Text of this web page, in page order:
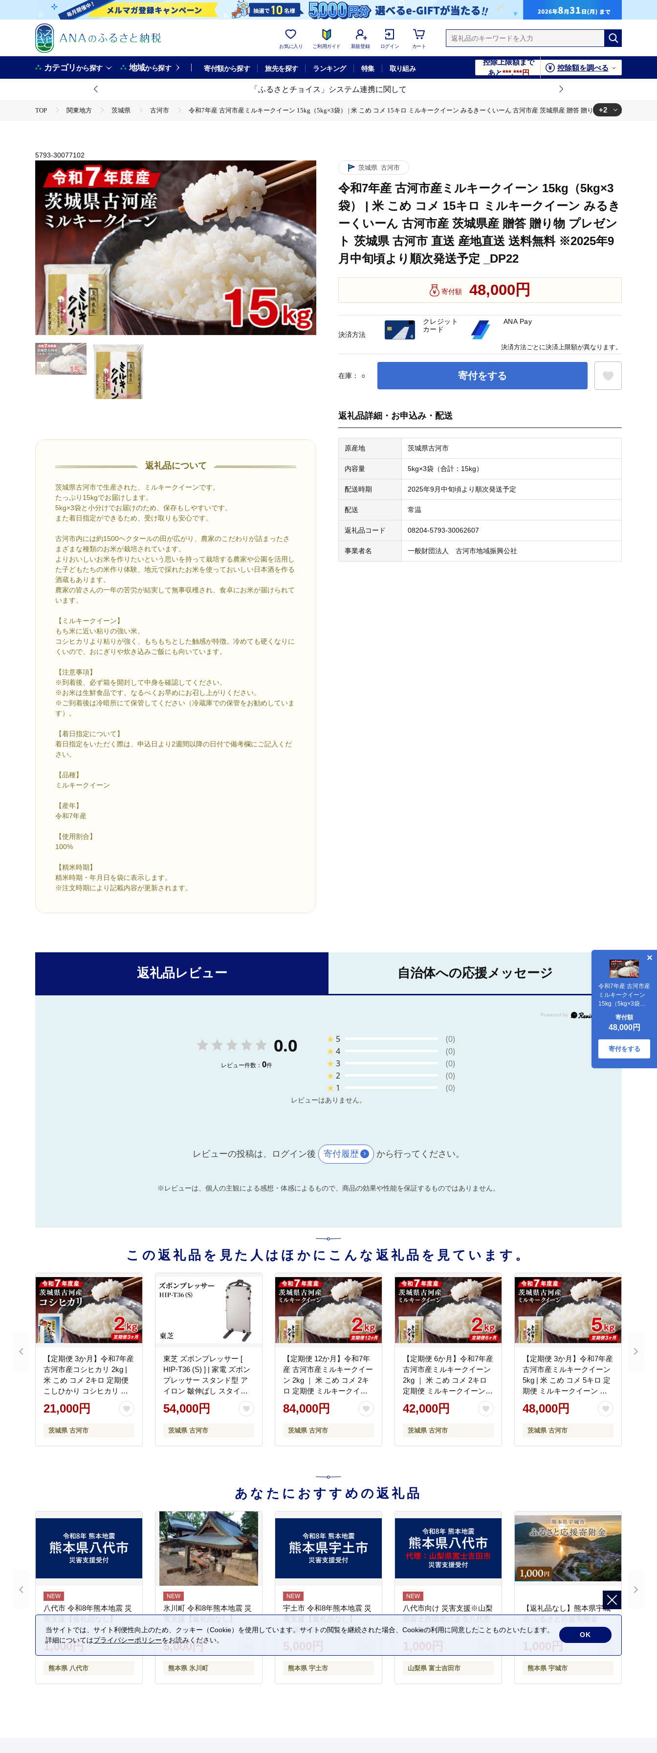
お気に入り ご利用ガイド 新規登録 ログイン カート
カテゴリから探す 地域から探す 寄付額から探す 旅先を探す ランキング 特集 取り組み
控除上限額まで
あと***,***円
控除額を調べる
「ふるさとチョイス」システム連携に関して
TOP 関東地方 茨城県 古河市
令和7年産 古河市産ミルキークイーン 15kg（5kg×3袋） | 米 こめ コメ 15キロ ミルキークイーン みるきーくいーん 古河市産 茨城県産 贈答 贈り物 プレゼント 茨城
令和7年産 古河市産ミルキークイーン 15kg（5kg×3袋） | 米 こめ コメ 15キロ ミルキークイーン みるきーくいーん 古河市産 茨城県産 贈答 贈り物 プレゼント 茨城県 古河市 直送 産地直送 送料無料 ※2025年
9月中旬頃より順次発送予定 _DP22
+2
5793-30077102
返礼品について
茨城県古河市で生産された、ミルキークイーンです。
たっぷり15kgでお届けします。
5kg×3袋と小分けでお届けのため、保存もしやすいです。
また着日指定ができるため、受け取りも安心です。
古河市内には約1500ヘクタールの田が広がり、農家のこだわりが詰まったさ
まざまな種類のお米が栽培されています。
よりおいしいお米を作りたいという思いを持って栽培する農家や公園を活用し
た子どもたちの米作り体験、地元で採れたお米を使っておいしい日本酒を作る
酒蔵もあります。
農家の皆さんの一年の苦労が結実して無事収穫され、食卓にお米が届けられて
います。
【ミルキークイーン】
もち米に近い粘りの強い米。
コシヒカリより粘りが強く、もちもちとした触感が特徴。冷めても硬くなりに
くいので、おにぎりや炊き込みご飯にも向いています。
【注意事項】
※到着後、必ず箱を開封して中身を確認してください。
※お米は生鮮食品です。なるべくお早めにお召し上がりください。
※ご到着後は冷暗所にて保管してください（冷蔵庫での保管をお勧めしていま
す）。
【着日指定について】
着日指定をいただく際は、申込日より2週間以降の日付で備考欄にご記入くだ
さい。
【品種】
ミルキークイーン
【産年】
令和7年産
【使用割合】
100%
【精米時期】
精米時期・年月日を袋に表示します。
※注文時期により記載内容が更新されます。
茨城県 古河市
令和7年産 古河市産ミルキークイーン 15kg（5kg×3
袋） | 米 こめ コメ 15キロ ミルキークイーン みるき
ーくいーん 古河市産 茨城県産 贈答 贈り物 プレゼン
ト 茨城県 古河市 直送 産地直送 送料無料 ※2025年9
月中旬頃より順次発送予定 _DP22
寄付額 48,000円
在庫： ○ 寄付をする
令和7年産 古河市産
ミルキークイーン
15kg（5kg×3袋） |
米 こめ コメ 15キ
ロ ミルキークイー
ン みるきーくいー
ん 古河市産 茨城県
産 贈答 贈り物 プレ
ゼント 茨城県 古河
寄付額
48,000円
寄付をする
返礼品詳細・お申込み・配送
原産地 茨城県古河市
内容量 5kg×3袋（合計：15kg）
配送時期 2025年9月中旬頃より順次発送予定
配送 常温
返礼品コード 08204-5793-30062607
事業者名 一般財団法人 古河市地域振興公社
決済方法
クレジット
カード
ANA Pay
決済方法ごとに決済上限額が異なります。
返礼品レビュー 自治体への応援メッセージ
0.0
レビュー件数： 0件
★ 5
(0)
★4
(0)
★3
(0)
★2
(0)
★ 1 (0)
レビューはありません。
レビューの投稿は、ログイン後 寄付履歴 から行ってください。
※レビューは、個人の主観による感想・体感によるもので、商品の効果や性能を保証するものではありません。
この返礼品を見た人はほかにこんな返礼品を見ています。
【定期便 3か月】令和7年産
古河市産コシヒカリ 2kg |
米 こめ コメ 2キロ 定期便
こしひかり コシヒカリ 古
河市産 茨城県産 贈答 贈り
物 プレゼント 茨城県 古河
_DP28
21,000円
茨城県 古河市
東芝 ズボンプレッサー [
HIP-T36 (S) ] | 家電 ズボン
プレッサー スタンド型 ア
イロン 皺伸ばし スタイリ
ッシュ 除菌 上着掛け東芝
TOSHIBA 生活用品 日用品
贈答 贈り物 プレゼント 茨
城県 古河市 ※離島への配
54,000円
茨城県 古河市
【定期便 12か月】令和7年
産 古河市産ミルキークイー
ン 2kg ｜ 米 こめ コメ 2キ
ロ 定期便 ミルキークイー
ン みるきーくいーん 古河
市産 茨城県産 贈答 贈り物
直送 産地直送 送料無料
_DP33
84,000円
茨城県 古河市
【定期便 6か月】令和7年産
古河市産ミルキークイーン
2kg ｜ 米 こめ コメ 2キロ
定期便 ミルキークイーン
みるきーくいーん 古河市産
茨城県産 贈答 贈り物 プレ
産地直送 送料無料 _DP32
42,000円
茨城県 古河市
【定期便 3か月】令和7年産
古河市産ミルキークイーン
5kg | 米 こめ コメ 5キロ 定
期便 ミルキークイーン み
るきーくいーん 古河市産
茨城県産 贈答 贈り物 プレ
産地直送 送料無料 _DP37
48,000円
茨城県 古河市
あなたにおすすめの返礼品
八代市 令和8年熊本地震 災
害支援【返礼品なし】
1,000円
熊本県 八代市
氷川町 令和8年熊本地震 災
害支援【返礼品なし】
5,000円
熊本県 氷川町
宇土市 令和8年熊本地震 災
害支援【返礼品なし】
_U00-0001
5,000円
熊本県 宇土市
八代市向け 災害支援※山梨
県富士吉田市による八代市
への支援【返礼品なし】
1,000円
山梨県 富士吉田市
【返礼品なし】熊本県宇城
市 ふるさと応援寄附金
1,000円
1,000円
熊本県 宇城市
当サイトでは、サイト利便性向上のため、クッキー（Cookie）を使用しています。サイトの閲覧を継続された場合、Cookieの利用に同意したことものといたします。
詳細についてはプライバシーポリシーをお読みください。
OK